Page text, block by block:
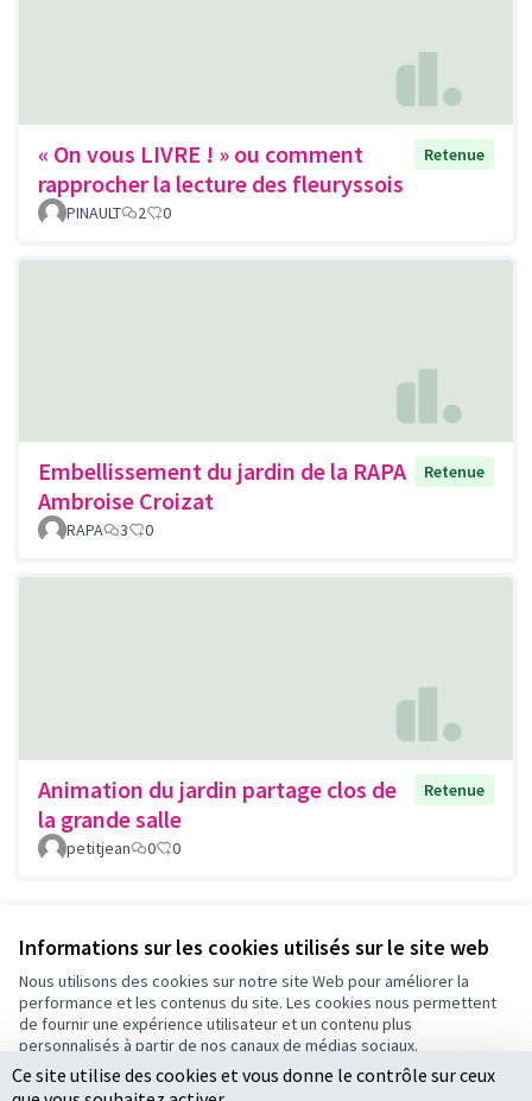
Informations sur les cookies utilisés sur le site web
Nous utilisons des cookies sur notre site Web pour améliorer la
performance et les contenus du site. Les cookies nous permettent
de fournir une expérience utilisateur et un contenu plus
personnalisés à partir de nos canaux de médias sociaux.
Tout accepter
« On vous LIVRE ! » ou comment
rapprocher la lecture des fleuryssois
Retenue
PINAULT 2 0
Embellissement du jardin de la RAPA
Ambroise Croizat
Retenue
RAPA 3 0
Animation du jardin partage clos de
la grande salle
Retenue
petitjean 0 0
Conditions d'utilisation
Paramètres des cookies
Ce site utilise des cookies et vous donne le contrôle sur ceux